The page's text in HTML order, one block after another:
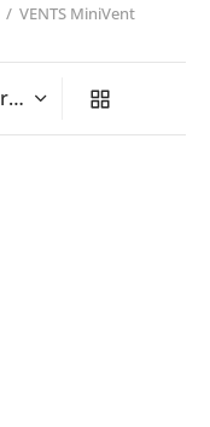
/ VENTS MiniVent